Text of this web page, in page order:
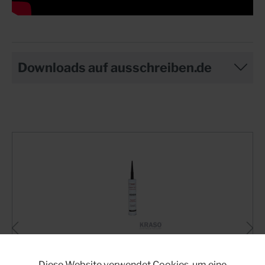
Downloads auf ausschreiben.de